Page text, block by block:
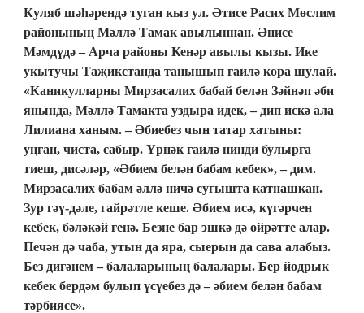
Куляб шәһәрендә туган кыз ул. Әтисе Расих Мөслим
районының Мәллә Тамак авылыннан. Әнисе
Мәмдүдә – Арча районы Кенәр авылы кызы. Ике
укытучы Таҗикстанда танышып гаилә кора шулай.
«Каникулларны Мирзасалих бабай белән Зәйнәп әби
янында, Мәллә Тамакта уздыра идек, – дип искә ала
Лилиана ханым. – Әбиебез чын татар хатыны:
уңган, чиста, сабыр. Үрнәк гаилә нинди булырга
тиеш, дисәләр, «Әбием белән бабам кебек», – дим.
Мирзасалих бабам әллә ничә сугышта катнашкан.
Зур гәү-дәле, гайрәтле кеше. Әбием исә, күгәрчен
кебек, бәләкәй генә. Безне бар эшкә дә өйрәтте алар.
Печән дә чаба, утын да яра, сыерын да сава алабыз.
Без дигәнем – балалары­ның балалары. Бер йодрык
кебек бердәм булып үсүебез дә – әбием белән бабам
тәрбиясе».